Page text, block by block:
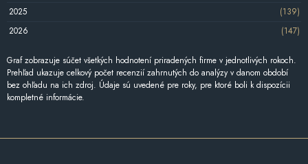
2025
(139)
2026
(147)
Graf zobrazuje súčet všetkých hodnotení priradených firme v jednotlivých rokoch.
Prehľad ukazuje celkový počet recenzií zahrnutých do analýzy v danom období
bez ohľadu na ich zdroj. Údaje sú uvedené pre roky, pre ktoré boli k dispozícii
kompletné informácie.